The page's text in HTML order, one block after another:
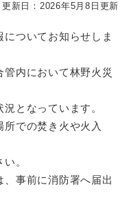
n
r
更新日：2026年5月8日更新
についてお知らせしま
内において林野火災
となっています。
での焚き火や火入
。
事前に消防署へ届出